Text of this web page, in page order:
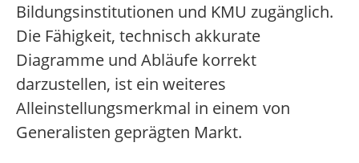
Bildungsinstitutionen und KMU zugänglich.
Die Fähigkeit, technisch akkurate
Diagramme und Abläufe korrekt
darzustellen, ist ein weiteres
Alleinstellungsmerkmal in einem von
Generalisten geprägten Markt.